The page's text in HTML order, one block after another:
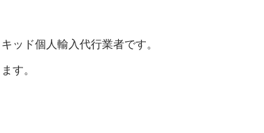
ッド個人輸入代行業者です。
す。